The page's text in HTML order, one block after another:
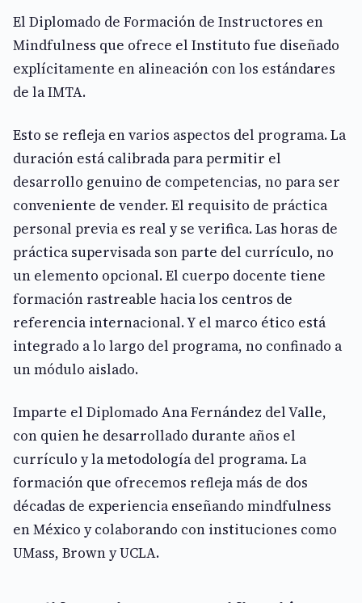
El Diplomado de Formación de Instructores en
Mindfulness que ofrece el Instituto fue diseñado
explícitamente en alineación con los estándares
de la IMTA.
Esto se refleja en varios aspectos del programa. La
duración está calibrada para permitir el
desarrollo genuino de competencias, no para ser
conveniente de vender. El requisito de práctica
personal previa es real y se verifica. Las horas de
práctica supervisada son parte del currículo, no
un elemento opcional. El cuerpo docente tiene
formación rastreable hacia los centros de
referencia internacional. Y el marco ético está
integrado a lo largo del programa, no confinado a
un módulo aislado.
Imparte el Diplomado Ana Fernández del Valle,
con quien he desarrollado durante años el
currículo y la metodología del programa. La
formación que ofrecemos refleja más de dos
décadas de experiencia enseñando mindfulness
en México y colaborando con instituciones como
UMass, Brown y UCLA.